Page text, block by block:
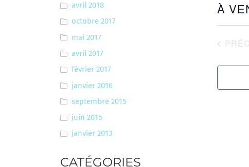
avril 2018
octobre 2017
mai 2017
avril 2017
février 2017
janvier 2016
septembre 2015
juin 2015
janvier 2013
CATÉGORIES
À
date.